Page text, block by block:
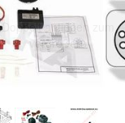
Doppelt antippen zum
vergrößern